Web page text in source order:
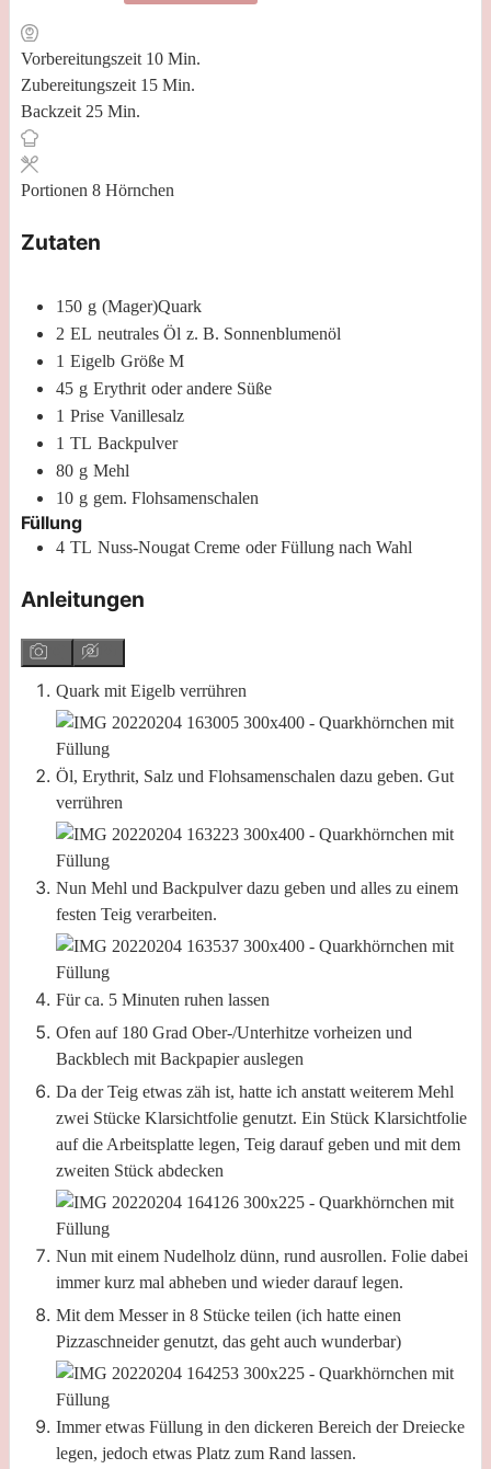
Vorbereitungszeit 10Minuten
Min.
Zubereitungszeit 15Minuten
Min.
Backzeit 25Minuten
Min.
Portionen 8 Hörnchen
Zutaten
150 g (Mager)Quark
2 EL neutrales Öl z. B. Sonnenblumenöl
1 Eigelb Größe M
45 g Erythrit oder andere Süße
1 Prise Vanillesalz
1 TL Backpulver
80 g Mehl
10 g gem. Flohsamenschalen
Füllung
4 TL Nuss-Nougat Creme oder Füllung nach Wahl
Anleitungen
Quark mit Eigelb verrühren
Öl, Erythrit, Salz und Flohsamenschalen dazu geben. Gut
verrühren
Nun Mehl und Backpulver dazu geben und alles zu einem
festen Teig verarbeiten.
Für ca. 5 Minuten ruhen lassen
Ofen auf 180 Grad Ober-/Unterhitze vorheizen und
Backblech mit Backpapier auslegen
Da der Teig etwas zäh ist, hatte ich anstatt weiterem Mehl
zwei Stücke Klarsichtfolie genutzt. Ein Stück Klarsichtfolie
auf die Arbeitsplatte legen, Teig darauf geben und mit dem
zweiten Stück abdecken
Nun mit einem Nudelholz dünn, rund ausrollen. Folie dabei
immer kurz mal abheben und wieder darauf legen.
Mit dem Messer in 8 Stücke teilen (ich hatte einen
Pizzaschneider genutzt, das geht auch wunderbar)
Immer etwas Füllung in den dickeren Bereich der Dreiecke
legen, jedoch etwas Platz zum Rand lassen.